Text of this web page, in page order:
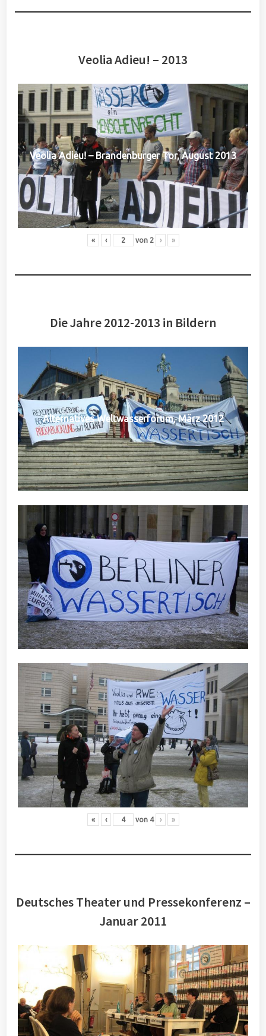
Veolia Adieu! – 2013
Veolia Adieu! – Brandenburger Tor, August 2013
« ‹ von 2 › »
Die Jahre 2012-2013 in Bildern
Alternatives Weltwasserforum, März 2012
« ‹ von 4 › »
Deutsches Theater und Pressekonferenz –
Januar 2011